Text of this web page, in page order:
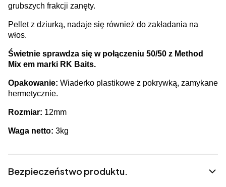
grubszych frakcji zanęty.
Pellet z dziurką, nadaje się również do zakładania na
włos.
Świetnie sprawdza się w połączeniu 50/50 z Method
Mix em marki RK Baits.
Opakowanie: Wiaderko plastikowe z pokrywką, zamykane
hermetycznie.
Rozmiar: 12mm
Waga netto: 3kg
Bezpieczeństwo produktu.